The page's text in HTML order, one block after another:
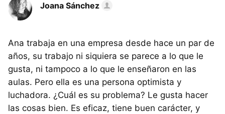
Joana Sánchez
Ana trabaja en una empresa desde hace un par de
años, su trabajo ni siquiera se parece a lo que le
gusta, ni tampoco a lo que le enseñaron en las
aulas. Pero ella es una persona optimista y
luchadora. ¿Cuál es su problema? Le gusta hacer
las cosas bien. Es eficaz, tiene buen carácter, y